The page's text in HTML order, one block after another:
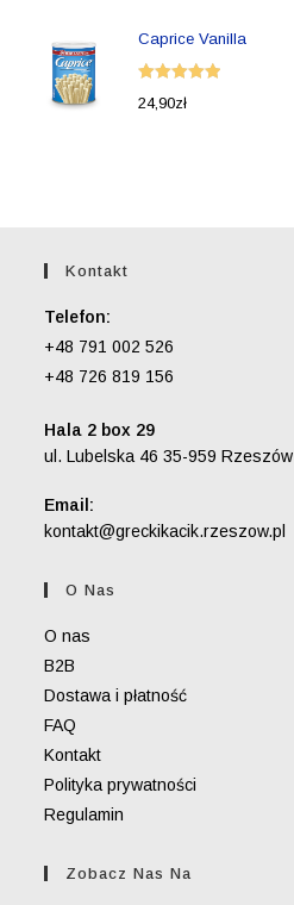
Caprice Vanilla
Oceniono
24,90zł
Kontakt
Telefon:
+48 791 002 526
+48 726 819 156
Hala 2 box 29
ul. Lubelska 46 35-959 Rzeszów
Email:
kontakt@greckikacik.rzeszow.pl
O Nas
O nas
B2B
Dostawa i płatność
FAQ
Kontakt
Polityka prywatności
Regulamin
Zobacz Nas Na